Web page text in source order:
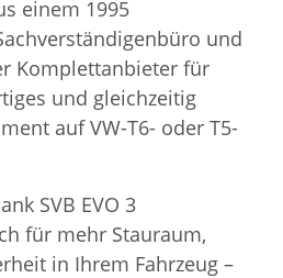
einem 1995
und
Komplettanbieter für
und gleichzeitig
auf VW-T6- oder T5-
SVB EVO 3
für mehr Stauraum,
in Ihrem Fahrzeug –